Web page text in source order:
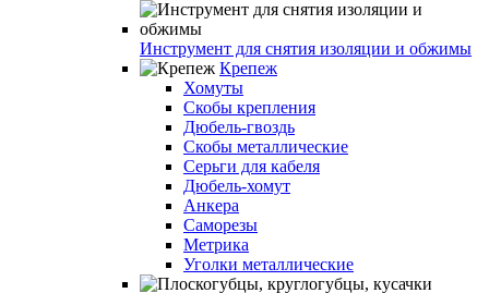
Инструмент для снятия изоляции и обжимы
Крепеж
Хомуты
Скобы крепления
Дюбель-гвоздь
Скобы металлические
Серьги для кабеля
Дюбель-хомут
Анкера
Саморезы
Метрика
Уголки металлические